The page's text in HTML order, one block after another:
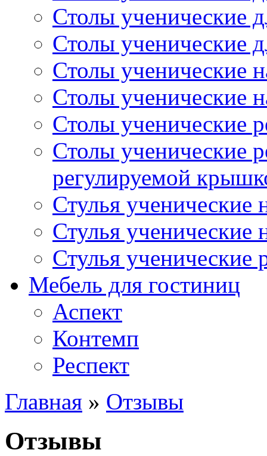
Столы ученические
Столы ученические
Столы ученические
Столы ученические
Столы ученические
Столы ученические
регулируемой
Стулья ученические
Стулья ученические
Стулья ученические
Мебель для гостиниц
Аспект
Контемп
Респект
Главная » Отзывы
Отзывы